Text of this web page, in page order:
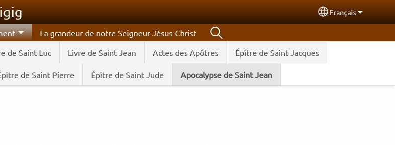
Select your
Français
de Saint Luc Livre de Saint Jean Actes des Apôtres Épître de Saint Jacques
de Saint Pierre Épître de Saint Jude Apocalypse de Saint Jean
La grandeur de notre Seigneur Jésus-Christ